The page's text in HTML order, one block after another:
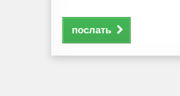
послать